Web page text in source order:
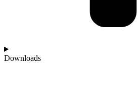
Downloads